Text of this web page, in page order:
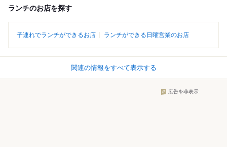
ランチのお店を探す
子連れでランチができるお店 ランチができる日曜営業のお店
関連の情報をすべて表示する
広告を非表示